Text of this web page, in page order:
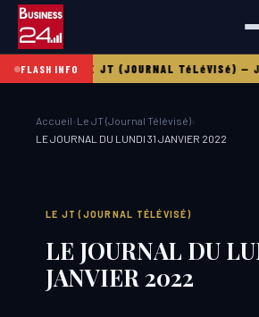
FLASH INFO
21 08 2025LE JT (JOURNAL TéLéVISé)—JT
Accueil › Le JT (Journal Télévisé)›
LE JOURNAL DU LUNDI 31 JANVIER 2022
LE JT (JOURNAL TÉLÉVISÉ)
LE JOURNAL DU
JANVIER 2022